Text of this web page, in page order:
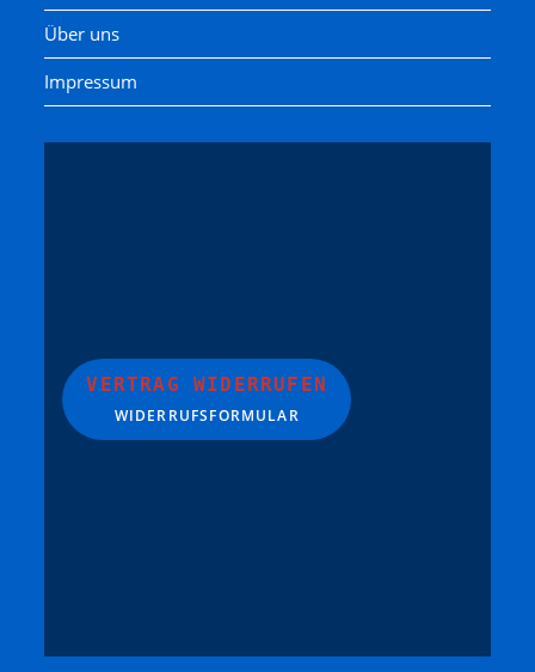
Über uns
Impressum
VERTRAG WIDERRUFEN
WIDERRUFSFORMULAR